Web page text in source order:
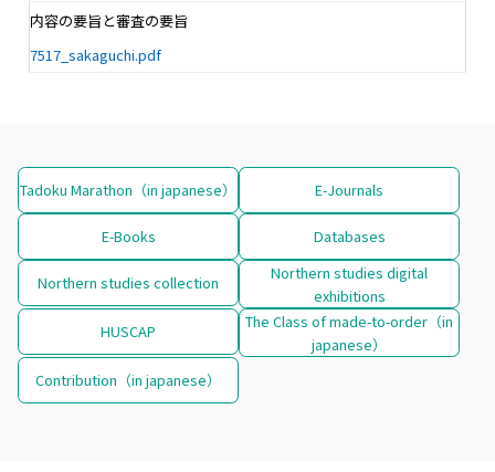
内容の要旨と審査の要旨
7517_sakaguchi.pdf
Tadoku Marathon（in japanese） E-Journals
E-Books Databases
Northern studies collection
Northern studies digital
exhibitions
HUSCAP
The Class of made-to-order（in
japanese）
Contribution（in japanese）